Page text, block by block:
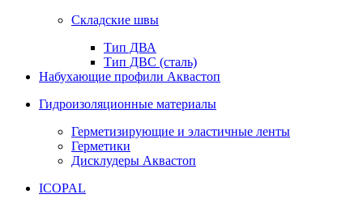
Складские швы
Тип ДВА
Тип ДВС (сталь)
Набухающие профили Аквастоп
Гидроизоляционные материалы
Герметизирующие и эластичные ленты
Герметики
Дисклудеры Аквастоп
ICOPAL